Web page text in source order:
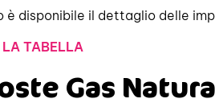
è disponibile il dettaglio delle
LA TABELLA
Gas